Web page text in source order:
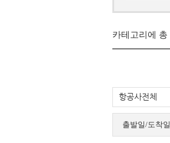
카테고리에 총
항공사전체
출발일/도착일